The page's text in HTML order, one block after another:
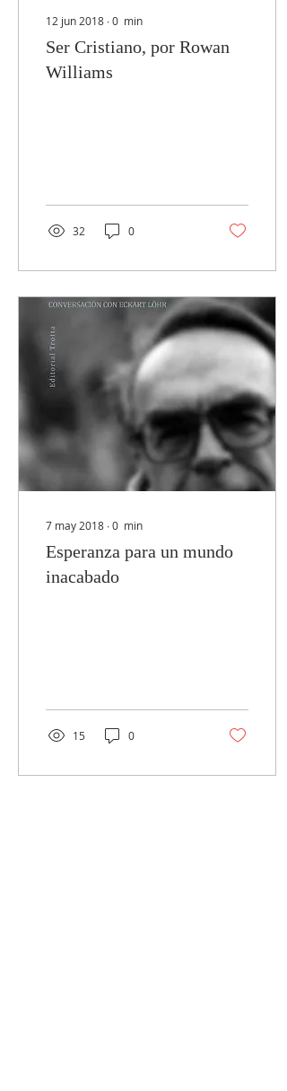
12 jun 2018 ∙0 min
Ser Cristiano, por Rowan
Williams
32 0
7 may 2018 ∙0 min
Esperanza para un mundo
inacabado
15 0